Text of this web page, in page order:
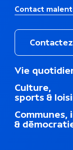
Contact
M
n
u
d
u
p
Vie
Culture,
sports &
&